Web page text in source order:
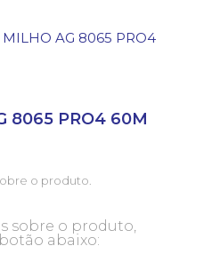
MILHO AG 8065 PRO4
8065 PRO4 60M
o produto.
sobre o produto,
abaixo: